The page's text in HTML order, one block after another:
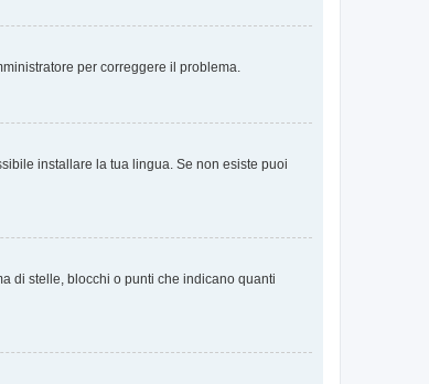
per correggere il problema.
installare la tua lingua. Se non esiste puoi
di stelle, blocchi o punti che indicano quanti